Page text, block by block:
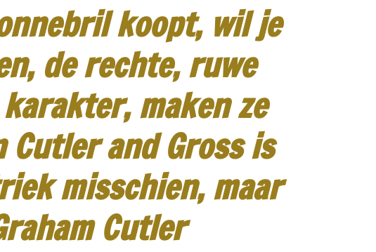
koopt, wil je
de rechte, ruwe
maken ze
Cutler and Gross is
misschien, maar
Cutler